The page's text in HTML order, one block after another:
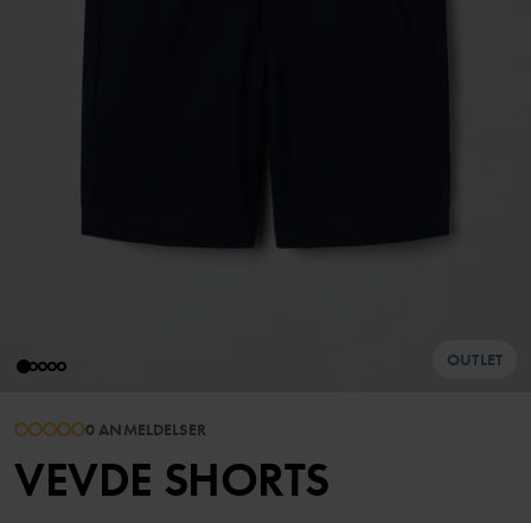
OUTLET
0 ANMELDELSER
VEVDE SHORTS